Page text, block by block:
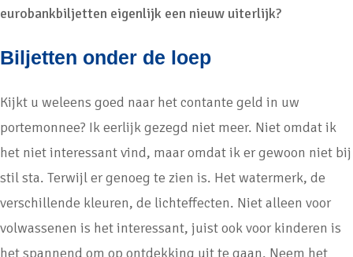
eurobankbiljetten eigenlijk een nieuw uiterlijk?
Biljetten onder de loep
Kijkt u weleens goed naar het contante geld in uw
portemonnee? Ik eerlijk gezegd niet meer. Niet omdat ik
het niet interessant vind, maar omdat ik er gewoon niet bij
stil sta. Terwijl er genoeg te zien is. Het watermerk, de
verschillende kleuren, de lichteffecten. Niet alleen voor
volwassenen is het interessant, juist ook voor kinderen is
het spannend om op ontdekking uit te gaan. Neem het